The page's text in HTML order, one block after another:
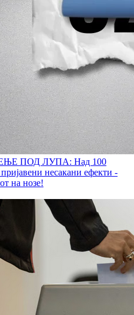
ПОД ЛУПА: Над 100
несакани ефекти -
на нозе!